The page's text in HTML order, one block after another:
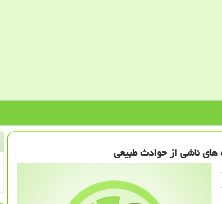
ناشی از حوادث طبیعی